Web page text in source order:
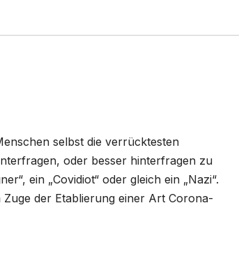
selbst die verrücktesten
oder besser hinterfragen zu
ein „Covidiot“ oder gleich ein „Nazi“.
Zuge der Etablierung einer Art Corona-